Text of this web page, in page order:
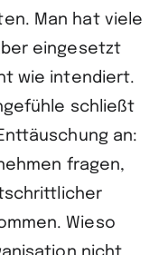
Man hat viele
eingesetzt
wie intendiert.
schließt
an:
fragen,
Wieso